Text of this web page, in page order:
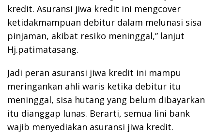
kredit. Asuransi jiwa kredit ini mengcover
ketidakmampuan debitur dalam melunasi sisa
pinjaman, akibat resiko meninggal,” lanjut
Hj.patimatasang.
Jadi peran asuransi jiwa kredit ini mampu
meringankan ahli waris ketika debitur itu
meninggal, sisa hutang yang belum dibayarkan
itu dianggap lunas. Berarti, semua lini bank
wajib menyediakan asuransi jiwa kredit.